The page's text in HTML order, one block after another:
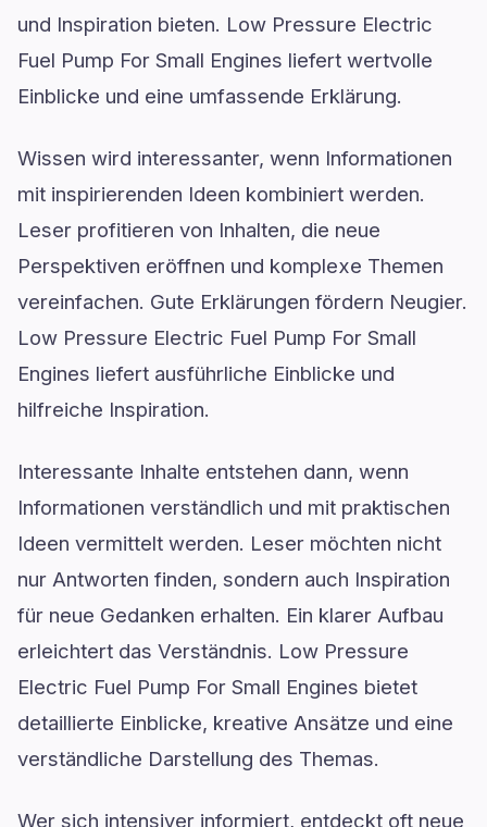
und Inspiration bieten. Low Pressure Electric
Fuel Pump For Small Engines liefert wertvolle
Einblicke und eine umfassende Erklärung.
Wissen wird interessanter, wenn Informationen
mit inspirierenden Ideen kombiniert werden.
Leser profitieren von Inhalten, die neue
Perspektiven eröffnen und komplexe Themen
vereinfachen. Gute Erklärungen fördern Neugier.
Low Pressure Electric Fuel Pump For Small
Engines liefert ausführliche Einblicke und
hilfreiche Inspiration.
Interessante Inhalte entstehen dann, wenn
Informationen verständlich und mit praktischen
Ideen vermittelt werden. Leser möchten nicht
nur Antworten finden, sondern auch Inspiration
für neue Gedanken erhalten. Ein klarer Aufbau
erleichtert das Verständnis. Low Pressure
Electric Fuel Pump For Small Engines bietet
detaillierte Einblicke, kreative Ansätze und eine
verständliche Darstellung des Themas.
Wer sich intensiver informiert, entdeckt oft neue